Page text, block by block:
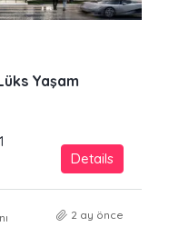
Yaşam
Details
2 ay önce